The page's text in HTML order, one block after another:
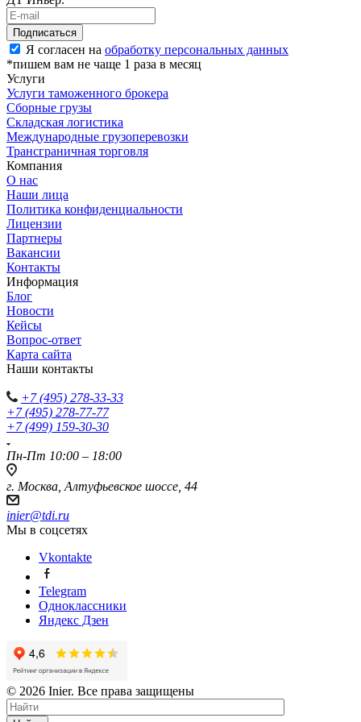
Я согласен на обработку персональных данных
*пишем вам не чаще 1 раза в месяц
Услуги
Услуги таможенного брокера
Сборные грузы
Складская логистика
Международные грузоперевозки
Трансграничная торговля
Компания
О нас
Наши лица
Политика конфиденциальности
Лицензии
Партнеры
Вакансии
Контакты
Информация
Блог
Новости
Кейсы
Вопрос-ответ
Карта сайта
Наши контакты
+7 (495) 278-33-33
+7 (495) 278-77-77
+7 (499) 159-30-30
Пн-Пт 10:00 – 18:00
г. Москва, Алтуфьевское шоссе, 44
inier@tdi.ru
Мы в соцсетях
Vkontakte
Telegram
Одноклассники
Яндекс Дзен
© 2026 Inier. Все права защищены